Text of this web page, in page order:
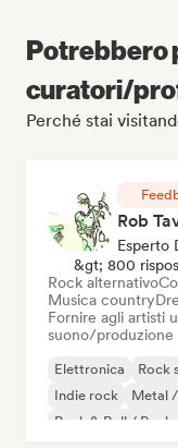
Potrebbero
curatori/
Perché stai
Rob
Esperto
&gt; 800
Rock alternativo
Musica country
Fornire agli artisti
suono/produzione
Elettronica Rock
Indie rock
Metal
Rock & Roll / Rock